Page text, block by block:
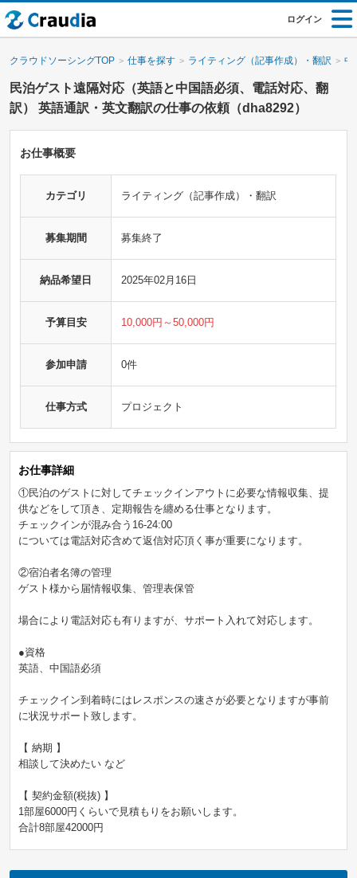
ログイン
クラウドソーシングTOP 仕事を探す ライティング（記事作成）・翻訳 中
民泊ゲスト遠隔対応（英語と中国語必須、電話対応、翻
訳） 英語通訳・英文翻訳の仕事の依頼（dha8292）
お仕事概要
カテゴリ ライティング（記事作成）・翻訳
募集期間 募集終了
納品希望日 2025年02月16日
予算目安 10,000円～50,000円
参加申請 0件
仕事方式 プロジェクト
お仕事詳細
①民泊のゲストに対してチェックインアウトに必要な情報収集、提
供などをして頂き、定期報告を纏める仕事となります。
チェックインが混み合う16-24:00
については電話対応含めて返信対応頂く事が重要になります。
②宿泊者名簿の管理
ゲスト様から届情報収集、管理表保管
場合により電話対応も有りますが、サポート入れて対応します。
●資格
英語、中国語必須
チェックイン到着時にはレスポンスの速さが必要となりますが事前
に状況サポート致します。
【 納期 】
相談して決めたい など
【 契約金額(税抜) 】
1部屋6000円くらいで見積もりをお願いします。
合計8部屋42000円